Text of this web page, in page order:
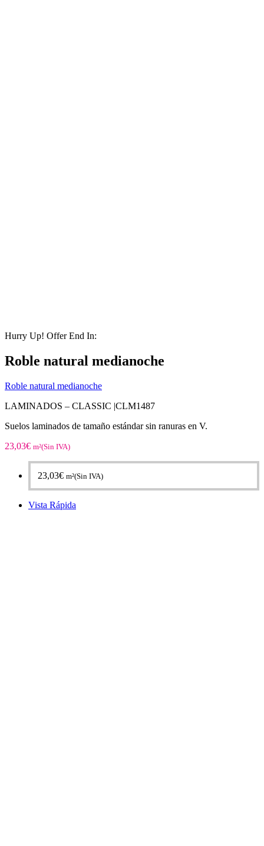
Hurry Up! Offer End In:
Roble natural medianoche
Roble natural medianoche
LAMINADOS – CLASSIC |CLM1487
Suelos laminados de tamaño estándar sin ranuras en V.
23,03€ m²(Sin IVA)
23,03€ m²(Sin IVA)
Vista Rápida